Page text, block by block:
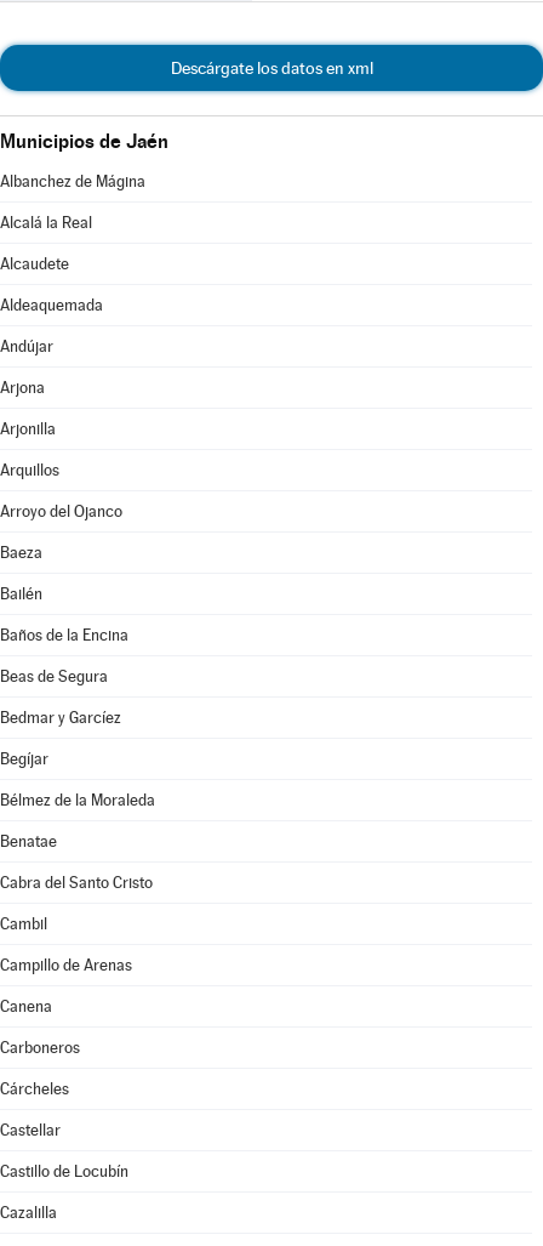
Descárgate los datos en xml
Municipios de Jaén
Albanchez de Mágina
Alcalá la Real
Alcaudete
Aldeaquemada
Andújar
Arjona
Arjonilla
Arquillos
Arroyo del Ojanco
Baeza
Bailén
Baños de la Encina
Beas de Segura
Bedmar y Garcíez
Begíjar
Bélmez de la Moraleda
Benatae
Cabra del Santo Cristo
Cambil
Campillo de Arenas
Canena
Carboneros
Cárcheles
Castellar
Castillo de Locubín
Cazalilla